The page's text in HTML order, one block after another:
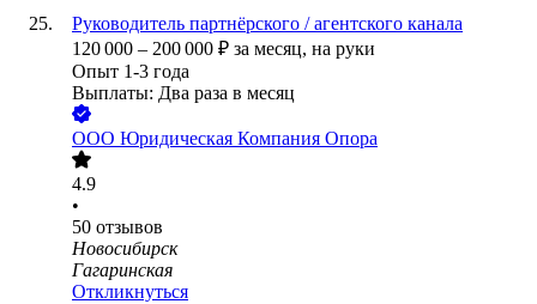
Руководитель партнёрского / агентского канала
120 000 – 200 000 ₽ за месяц, на руки
Опыт 1-3 года
Выплаты: Два раза в месяц
ООО Юридическая Компания Опора
4.9
•
50 отзывов
Новосибирск
Гагаринская
Откликнуться